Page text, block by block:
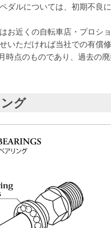
ダルについては、初期不良
お近くの自転車店・プロシ
いただければ当社での有償
時点のものであり、過去の
グ